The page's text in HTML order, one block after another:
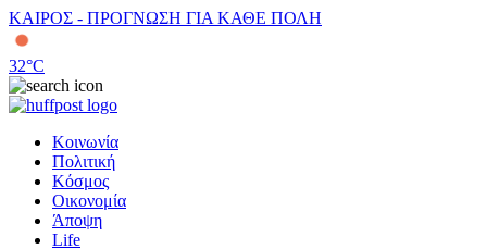
ΚΑΙΡΟΣ - ΠΡΟΓΝΩΣΗ ΓΙΑ ΚΑΘΕ ΠΟΛΗ
32°C
Κοινωνία
Πολιτική
Κόσμος
Οικονομία
Άποψη
Life